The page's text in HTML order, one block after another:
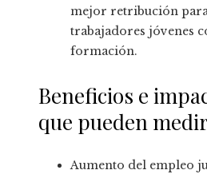
mejor retribución
trabajadores jóvenes
formación.
Beneficios e
que pueden
Aumento del empleo